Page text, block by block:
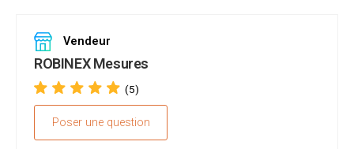
Vendeur
ROBINEX Mesures
(5)
Poser une question